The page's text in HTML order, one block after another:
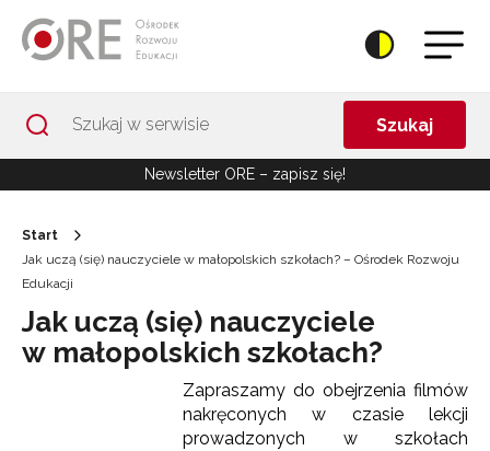
Szukaj
Newsletter ORE – zapisz się!
Start
Jak uczą (się) nauczyciele w małopolskich szkołach? – Ośrodek Rozwoju
Edukacji
Jak uczą (się) nauczyciele
w małopolskich szkołach?
Zapraszamy do obejrzenia filmów
nakręconych w czasie lekcji
prowadzonych w szkołach